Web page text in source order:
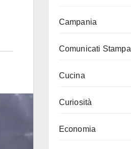
Campania
Comunicati Stampa
Cucina
Curiosità
Economia